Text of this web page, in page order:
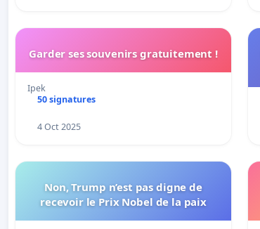
Garder ses souvenirs gratuitement !
Ipek
50 signatures
4 Oct 2025
Non, Trump n’est pas digne de
recevoir le Prix Nobel de la paix